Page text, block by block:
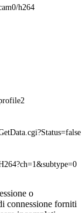
h264
o
connessione forniti